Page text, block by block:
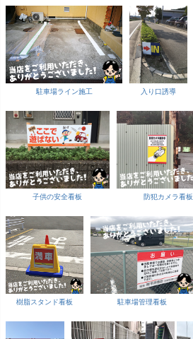
駐車場ライン施工 入り口誘導
子供の安全看板 防犯カメラ看板
樹脂スタンド看板 駐車場管理看板